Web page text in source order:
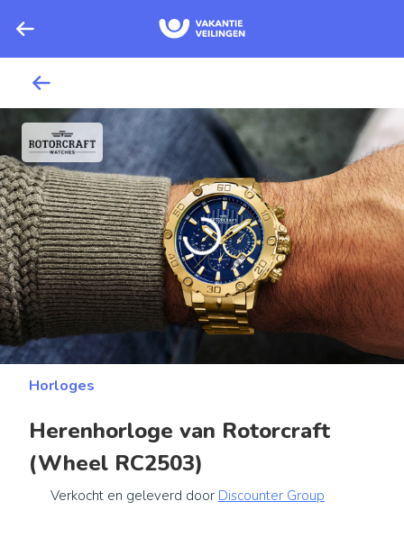
Horloges
Herenhorloge van Rotorcraft
(Wheel RC2503)
Verkocht en geleverd door Discounter Group